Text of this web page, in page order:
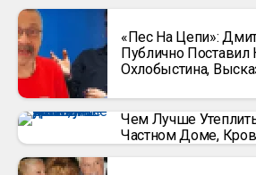
«Пес На Цепи»:
Публично Поставил
Охлобыстина,
Чем Лучше
Частном Доме,